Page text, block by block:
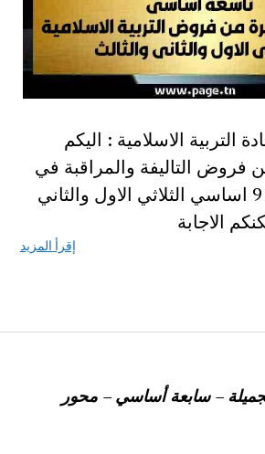
– سابعة أساسي – محور
التربية الاسلامية : اليكم
فروض التاليفة والمراقبة في
التربية الاسلامية 9 اساسي الثلاثي الاول والثاني
الاجابة
إقرأ المزيد